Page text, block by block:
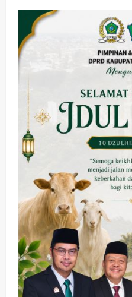
Kecelakaan
Pratama
Putra
Rombongan
Yogyakarta
SMAN
Sidoarjo